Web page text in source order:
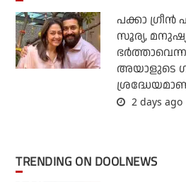
പക്കാ ഗ്രീന്‍
സൂര്യ,
അയാളുടെ
2 days ago
TRENDING ON DOOLNEWS